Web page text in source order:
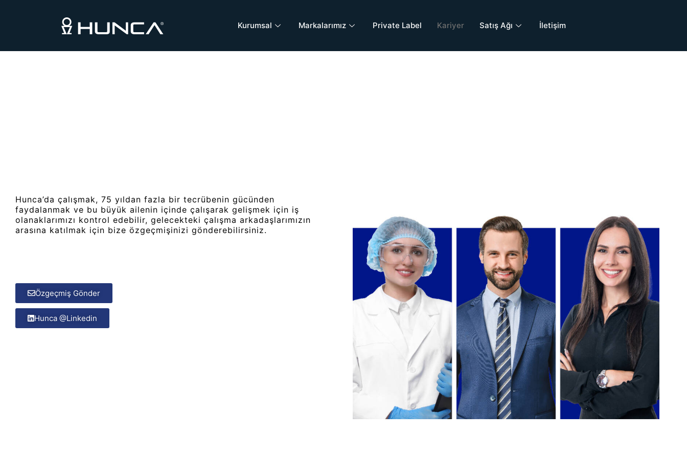
Kurumsal Markalarımız Private Label Kariyer Satış Ağı İletişim
Hunca’da çalışmak, 75 yıldan fazla bir tecrübenin gücünden
faydalanmak ve bu büyük ailenin içinde çalışarak gelişmek için iş
olanaklarımızı kontrol edebilir, gelecekteki çalışma arkadaşlarımızın
arasına katılmak için bize özgeçmişinizi gönderebilirsiniz.
Özgeçmiş Gönder
Hunca @Linkedin